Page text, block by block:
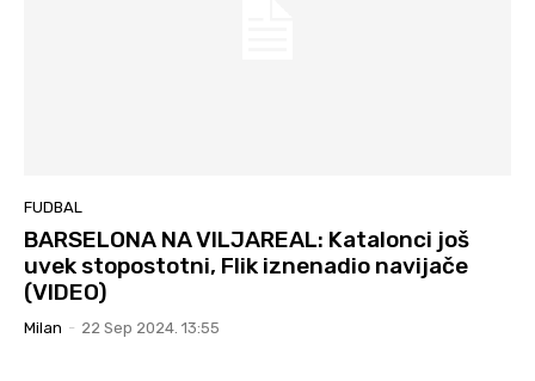
FUDBAL
BARSELONA NA VILJAREAL: Katalonci još
uvek stopostotni, Flik iznenadio navijače
(VIDEO)
Milan - 22 Sep 2024. 13:55